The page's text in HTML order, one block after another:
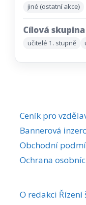
jiné (ostatní akce)
Cílová skupina
učitelé 1. stupně
Ceník pro
Bannerová
Obchodní
Ochrana
O redakci Řízení